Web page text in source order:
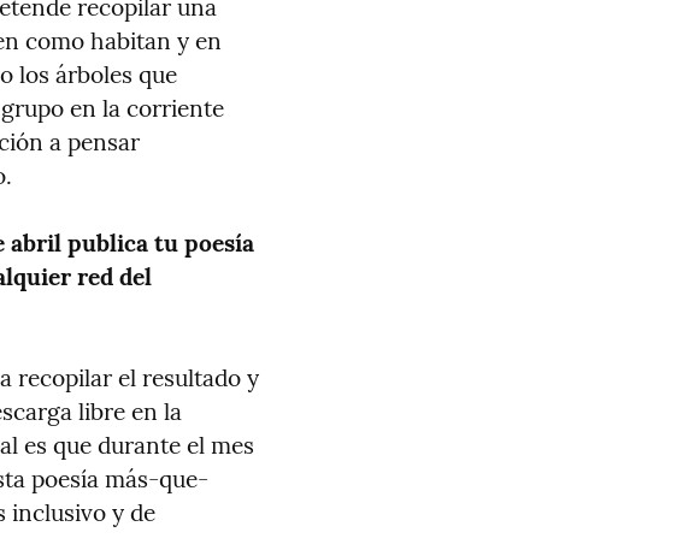
recopilar una
como habitan y en
los árboles que
en la corriente
a pensar
abril publica tu poesía
red del
recopilar el resultado y
libre en la
es que durante el mes
poesía más-que-
inclusivo y de